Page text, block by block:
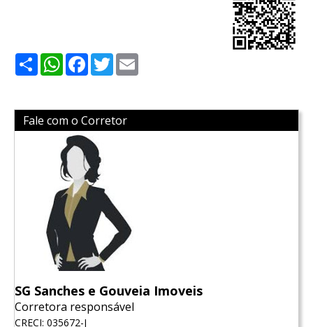
ShareWhatsApp
Facebook
Twitter
Fale com o Corretor
SG Sanches e Gouveia Imoveis
Corretora responsável
CRECI: 035672-J